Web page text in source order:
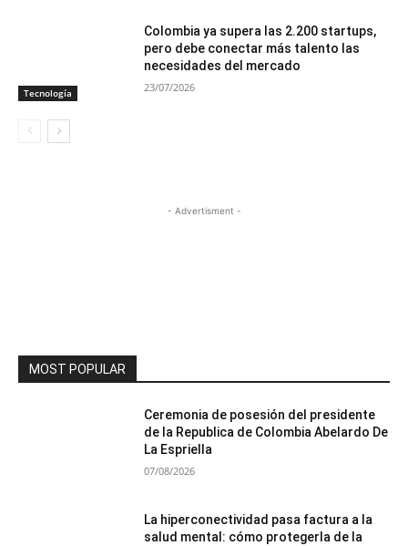
Tecnología
Colombia ya supera las 2.200 startups,
pero debe conectar más talento las
necesidades del mercado
23/07/2026
- Advertisment -
MOST POPULAR
Ceremonia de posesión del presidente
de la Republica de Colombia Abelardo De
La Espriella
07/08/2026
La hiperconectividad pasa factura a la
salud mental: cómo protegerla de la